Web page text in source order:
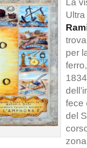
La
per
fece
del